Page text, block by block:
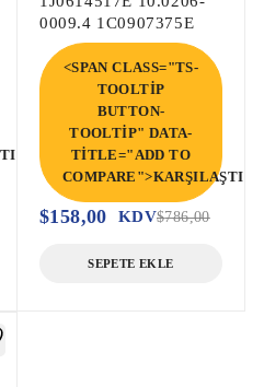
SPAN>
0009.4 1C0907375E
<SPAN CLASS="TS-
TOOLTIP
BUTTON-
TOOLTIP" DATA-
TITLE="ADD TO
$786,00
$158,00 KDV
SEPETE EKLE